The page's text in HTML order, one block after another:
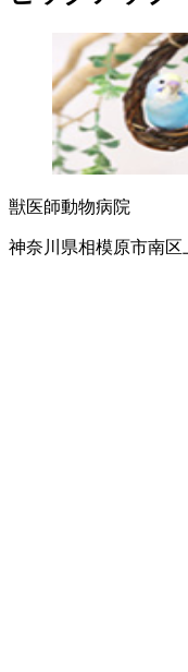
獣医師動物病院
神奈川県相模原市南区